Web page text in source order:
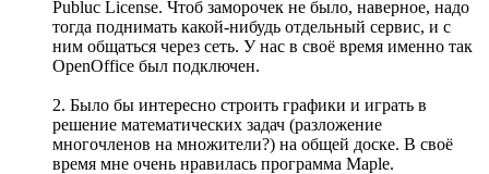
Publuc License. Чтоб заморочек не было, наверное, надо
тогда поднимать какой-нибудь отдельный сервис, и с
ним общаться через сеть. У нас в своё время именно так
OpenOffice был подключен.
2. Было бы интересно строить графики и играть в
решение математических задач (разложение
многочленов на множители?) на общей доске. В своё
время мне очень нравилась программа Maple.